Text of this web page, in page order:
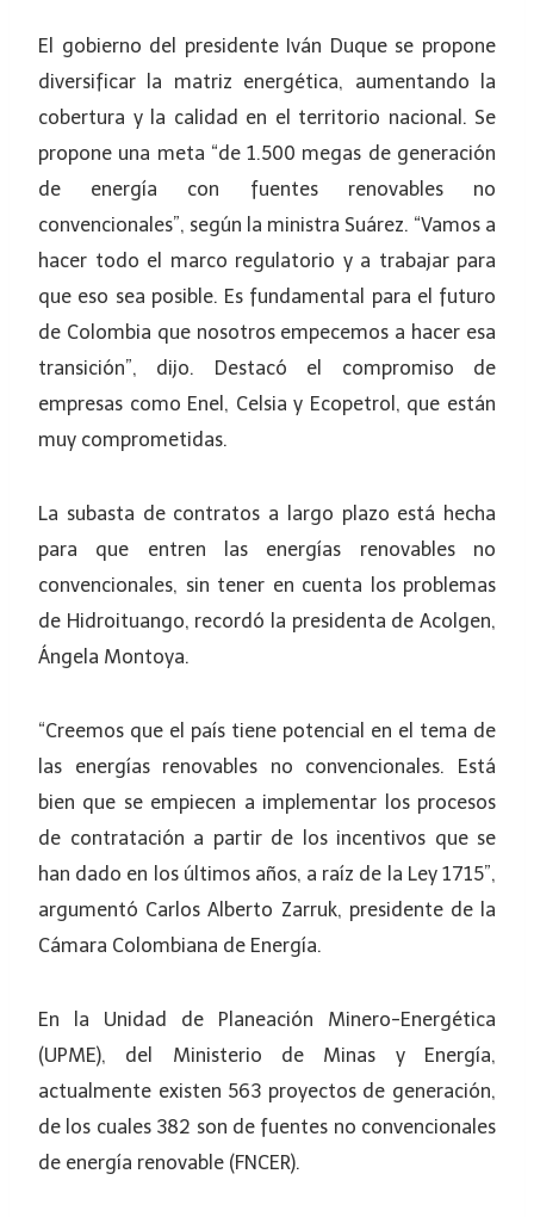
El gobierno del presidente Iván Duque se propone
diversificar la matriz energética, aumentando la
cobertura y la calidad en el territorio nacional. Se
propone una meta “de 1.500 megas de generación
de energía con fuentes renovables no
convencionales”, según la ministra Suárez. “Vamos a
hacer todo el marco regulatorio y a trabajar para
que eso sea posible. Es fundamental para el futuro
de Colombia que nosotros empecemos a hacer esa
transición”, dijo. Destacó el compromiso de
empresas como Enel, Celsia y Ecopetrol, que están
muy comprometidas.
La subasta de contratos a largo plazo está hecha
para que entren las energías renovables no
convencionales, sin tener en cuenta los problemas
de Hidroituango, recordó la presidenta de Acolgen,
Ángela Montoya.
“Creemos que el país tiene potencial en el tema de
las energías renovables no convencionales. Está
bien que se empiecen a implementar los procesos
de contratación a partir de los incentivos que se
han dado en los últimos años, a raíz de la Ley 1715”,
argumentó Carlos Alberto Zarruk, presidente de la
Cámara Colombiana de Energía.
En la Unidad de Planeación Minero-Energética
(UPME), del Ministerio de Minas y Energía,
actualmente existen 563 proyectos de generación,
de los cuales 382 son de fuentes no convencionales
de energía renovable (FNCER).